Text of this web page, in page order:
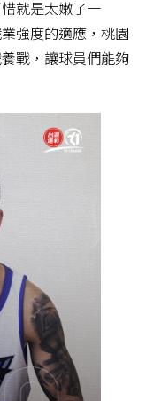
就是太嫩了一
強度的適應，桃園
戰，讓球員們能夠